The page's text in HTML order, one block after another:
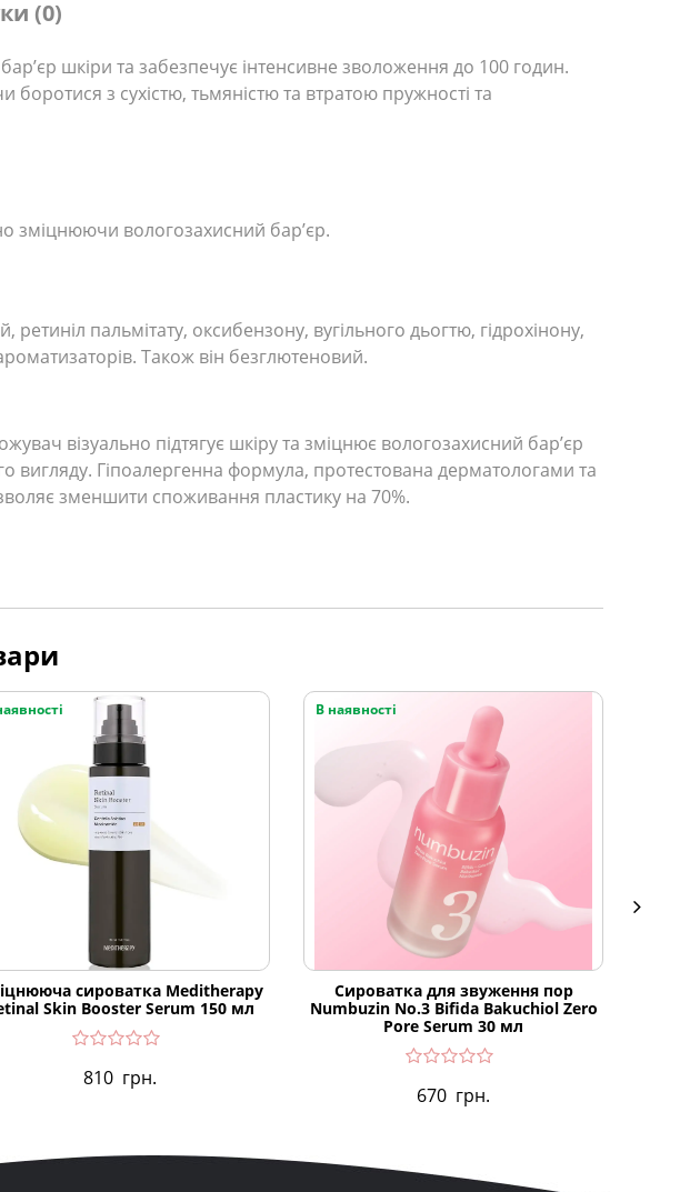
(0)
шкіри та забезпечує інтенсивне зволоження до 100 годин.
з сухістю, тьмяністю та втратою пружності та
зміцнюючи вологозахисний бар’єр.
пальмітату, оксибензону, вугільного дьогтю, гідрохінону,
Також він безглютеновий.
візуально підтягує шкіру та зміцнює вологозахисний бар’єр
вигляду. Гіпоалергенна формула, протестована дерматологами та
зменшити споживання пластику на 70%.
сироватка Meditherapy
Skin Booster Serum 150 мл
810 грн.
В наявності
Сироватка для звуження пор
Numbuzin No.3 Bifida Bakuchiol Zero
Pore Serum 30 мл
670 грн.